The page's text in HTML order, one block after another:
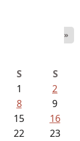
»
S
S
1
2
8
9
15
16
22
23